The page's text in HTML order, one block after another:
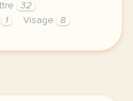
32
1 Visage 8
donner des